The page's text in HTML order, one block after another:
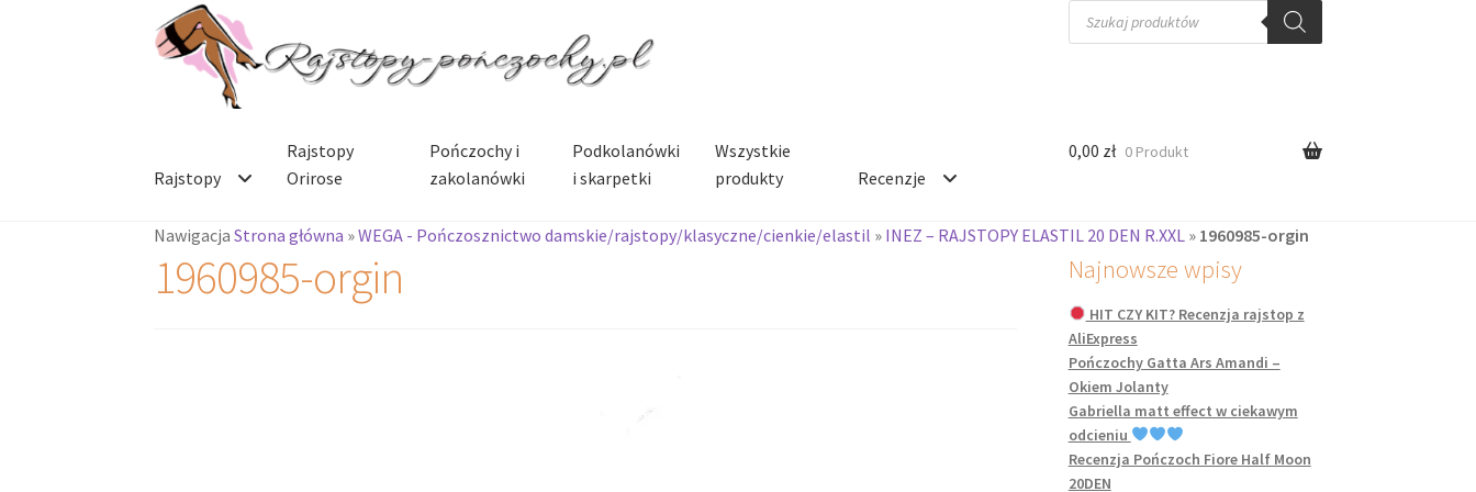
Przejdź
do
nawigacji
Przejdź
do
treści
Wyszukiwarka
produktów
Rajstopy
Rajstopy
Orirose
Pończochy i
zakolanówki
Podkolanówki
i skarpetki
Wszystkie
produkty
Recenzje
0,00 zł 0 Produkt
NawigacjaStrona główna »WEGA - Pończosznictwo damskie/rajstopy/klasyczne/cienkie/elastil » INEZ – RAJSTOPY ELASTIL 20 DEN R.XXL » 1960985-orgin
1960985-orgin Najnowsze wpisy
HIT CZY KIT? Recenzja rajstop z
AliExpress
Pończochy Gatta Ars Amandi –
Okiem Jolanty
Gabriella matt effect w ciekawym
odcieniu
Recenzja Pończoch Fiore Half Moon
20DEN